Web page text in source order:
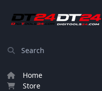
Search
Home
Store